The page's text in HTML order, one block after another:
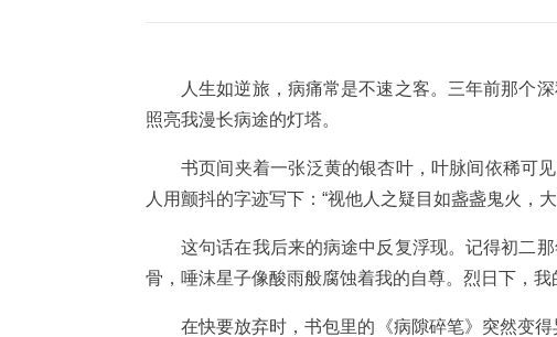
人生如逆旅，病痛常是不速之客。三年前那个
照亮我漫长病途的灯塔。
书页间夹着一张泛黄的银杏叶，叶脉间依稀可
人用颤抖的字迹写下：“视他人之疑目如盏盏鬼火，
这句话在我后来的病途中反复浮现。记得初二
骨，唾沫星子像酸雨般腐蚀着我的自尊。烈日下，
在快要放弃时，书包里的《病隙碎笔》突然变